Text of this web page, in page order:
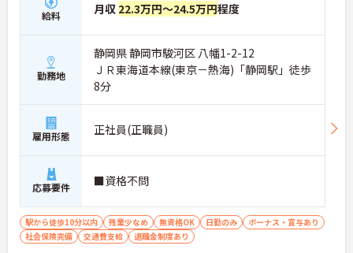
給料 月収 22.3万円～24.5万円程度
勤務地
静岡県 静岡市駿河区 八幡1-2-12
ＪＲ東海道本線(東京－熱海)「静岡駅」徒歩
8分
雇用形態 正社員(正職員)
応募要件 ■資格不問
駅から徒歩10分以内 残業少なめ 無資格OK 日勤のみ
ボーナス・賞与あり
社会保険完備
交通費支給 退職金制度あり